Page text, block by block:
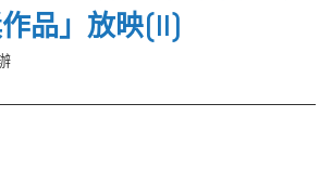
品」放映(II)